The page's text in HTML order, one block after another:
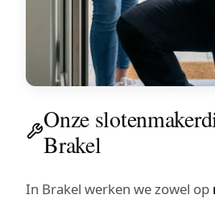
Onze
Brakel
In Brakel werken we zowel op